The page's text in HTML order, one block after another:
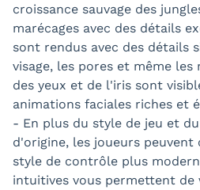
croissance sauvage des
marécages avec des détails
sont rendus avec des détails
visage, les pores et même les
des yeux et de l'iris sont
animations faciales riches et
- En plus du style de jeu et
d'origine, les joueurs peuvent
style de contrôle plus
intuitives vous permettent de